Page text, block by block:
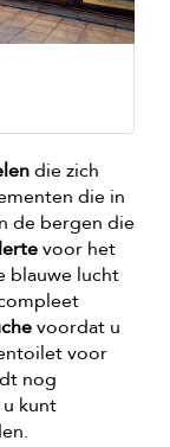
die zich
die in
de bergen die
voor het
blauwe lucht
voordat u
voor
nog
u kunt